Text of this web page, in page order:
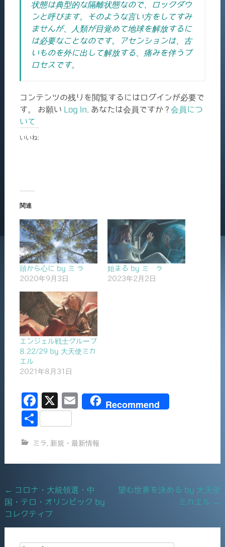
状態は典型的な隔離状態なので、ロックダウ
ンと呼びます。そのような言い方をしてすみ
ませんが、人類が目覚めて地球を解放するに
は必要なことなのです。アセンションは、古
いものを外に出して解放する、痛みを伴うプ
ロセスです。
コンテンツの残りを閲覧するにはログインが必要で
す。 お願い Log In . あなたは会員ですか ? 会員につ
いて
いいね:
関連
頭から心に by ミ ラ
2020年9月3日
始まる by ミ ラ
2023年2月2日
エンジェル戦士グループ
8.22/29 by 大天使ミカ
エル
2021年8月31日
F
a
e
b
o
k
X
E
l
Recommend
共
ミラ 新規・最新情報
Post
navigation
← コロナ・大統領選・中
国・テロ・オリンピック by
コレクティブ
望む世界を決める by 大天使
ミカエル →